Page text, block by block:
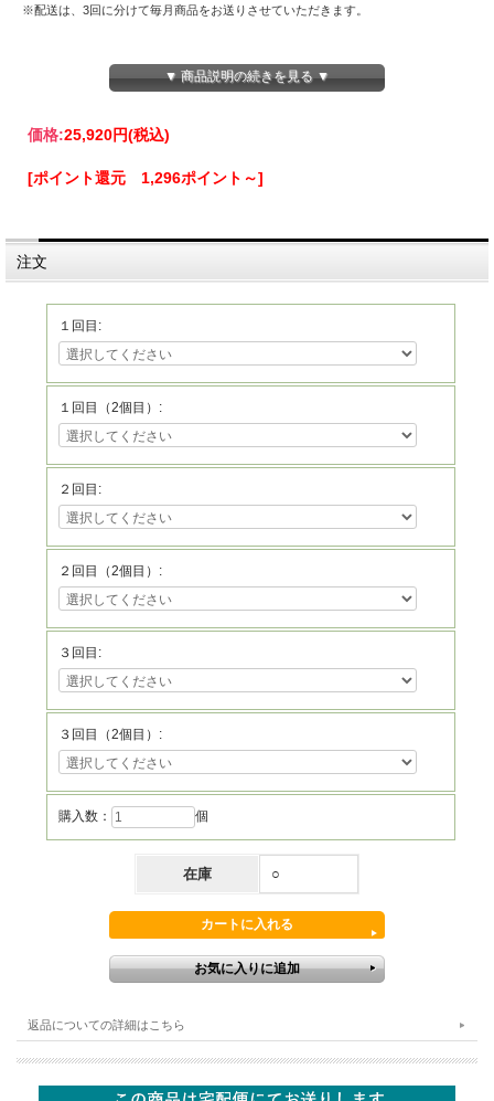
※配送は、3回に分けて毎月商品をお送りさせていただきます。
▼ 商品説明の続きを見る ▼
価格:25,920円(税込)
[ポイント還元 1,296ポイント～]
注文
１回目:
１回目（2個目）:
２回目:
２回目（2個目）:
３回目:
３回目（2個目）:
購入数： 個
在庫 ○
返品についての詳細はこちら